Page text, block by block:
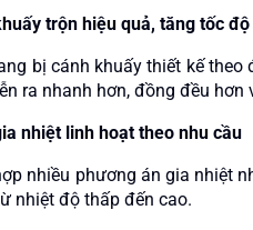
trộn hiệu quả, tăng tốc
bị cánh khuấy thiết kế
ra nhanh hơn, đồng đều hơn
nhiệt linh hoạt theo nhu cầu
nhiều phương án gia nhiệt
nhiệt độ thấp đến cao.